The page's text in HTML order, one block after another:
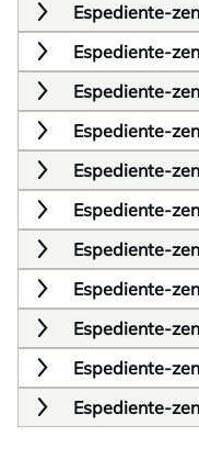
Espediente-
Espediente-
Espediente-
Espediente-
Espediente-
Espediente-
Espediente-
Espediente-
Espediente-
Espediente-
Espediente-